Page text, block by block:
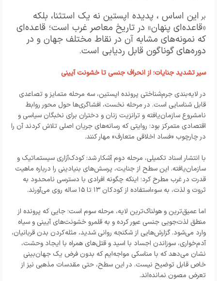
بر این اساس ، پدیده اپستین نه یک استثنا، بلکه
«قاعده‌ای پنهان» در تاریخ معاصر غرب است؛ قاعده‌ای
که نمونه‌های مشابه آن در نقاط مختلف جهان و در
دوره‌های گوناگون قابل ردیابی است.
سیر تشدید جنایات؛ از انحراف جنسی تا خشونت آیینی
در لایه‌بندی جرم‌شناختی پرونده اپستین، سه مرحله متمایز و تصاعدی
قابل شناسایی است. در مرحله نخست، افشاگری‌ها حول محور روابط
نامشروع سازمان‌یافته و ترانزیت زنان و دختران برای نخبگان سیاسی و
اقتصادی متمرکز بود؛ روایتی که رسانه‌های جریان اصلی تلاش کردند آن را
در چارچوب «فساد اخلاقی متعارف» مهار کنند.
با انتشار اسناد تکمیلی، مرحله دوم آشکار شد: کودک‌آزاری سیستماتیک و
سازمان‌یافته. این سطح از جنایت، پرسش‌های بنیادینی را درباره ماهیت
قدرت در غرب مطرح کرد؛ اینکه چگونه افرادی با دسترسی نامحدود به
ثروت و لذت، به سوءاستفاده از کودکان ۱۳ تا ۱۵ ساله روی می‌آورند.
اما عمیق‌ترین و هولناک‌ترین لایه، مرحله سوم است؛ جایی که پرونده از
منطق لذت‌جویی جنسی عبور کرده و به قلمرو خشونت‌های آیینی و سیاه
وارد می‌شود. گزارش‌هایی از شکنجه روانی شدید، مثله‌کردن بدن قربانیان،
آدم‌خواری، سوزاندن اجساد با اسید و قتل‌های همراه با ایجاد وحشت،
نشان می‌دهد که با مناسکی مواجه‌ایم که بدون فرض یک جهان‌بینی
خاص قابل توضیح نیست. در این سطح، حتی مقدسات مذهبی نیز از
تعرض مصون نمانده‌اند.